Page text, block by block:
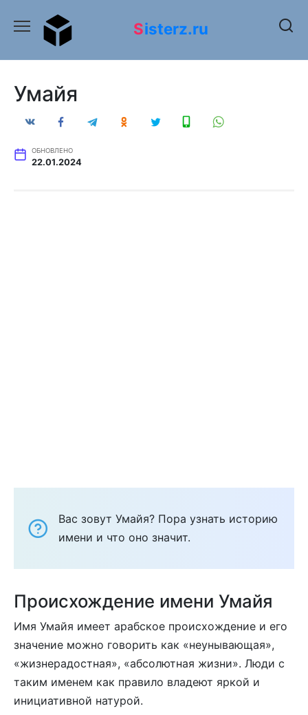
содержанию
Sisterz.ru
Умайя
ОБНОВЛЕНО
22.01.2024
Вас зовут Умайя? Пора узнать историю
имени и что оно значит.
Происхождение имени Умайя
Имя Умайя имеет арабское происхождение и его
значение можно говорить как «неунывающая»,
«жизнерадостная», «абсолютная жизни». Люди с
таким именем как правило владеют яркой и
инициативной натурой.